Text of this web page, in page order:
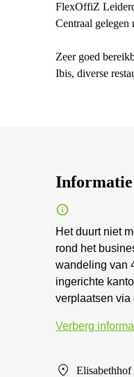
FlexOffiZ
Centraal
Zeer goed
Ibis, diverse
Het duurt niet
rond het
wandeling van
ingerichte
verplaatsen via
Verberg
Elisabethhof